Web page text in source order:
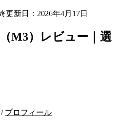
更新日：2026年4月17日
M3）レビュー｜選
/ プロフィール